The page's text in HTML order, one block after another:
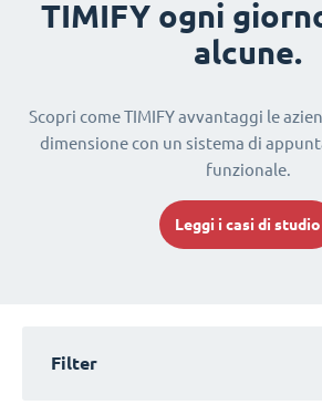
TIMIFY ogni
alcune.
Scopri come TIMIFY avvantaggi le
dimensione con un sistema di
funzionale.
Leggi i casi di studio
Filter